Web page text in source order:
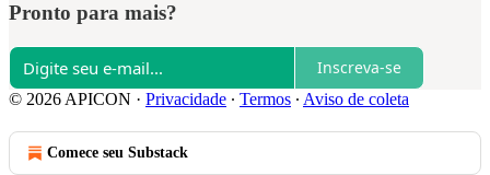
Pronto para mais?
Inscreva-se
© 2026 APICON · Privacidade ∙ Termos ∙ Aviso de coleta
Comece seu Substack